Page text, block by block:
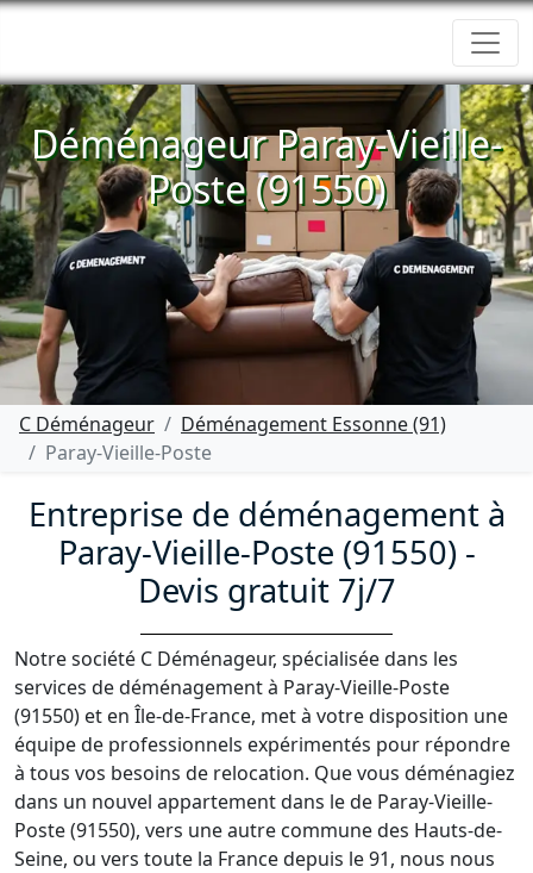
Déménageur Paray-Vieille-
Poste (91550)
C Déménageur
Déménagement Essonne (91)
Paray-Vieille-Poste
Entreprise de déménagement à
Paray-Vieille-Poste (91550) -
Devis gratuit 7j/7
Notre société C Déménageur, spécialisée dans les
services de déménagement à Paray-Vieille-Poste
(91550) et en Île-de-France, met à votre disposition une
équipe de professionnels expérimentés pour répondre
à tous vos besoins de relocation. Que vous déménagiez
dans un nouvel appartement dans le de Paray-Vieille-
Poste (91550), vers une autre commune des Hauts-de-
Seine, ou vers toute la France depuis le 91, nous nous